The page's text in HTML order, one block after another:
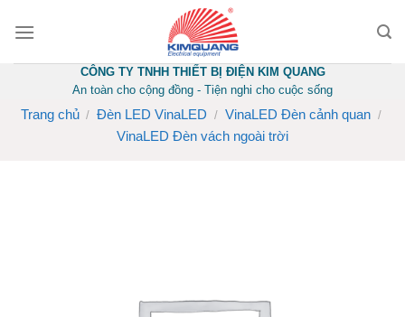
CÔNG TY TNHH THIẾT BỊ ĐIỆN KIM QUANG
An toàn cho cộng đồng - Tiện nghi cho cuộc sống
Trang chủ / Đèn LED VinaLED / VinaLED Đèn cảnh quan /
VinaLED Đèn vách ngoài trời